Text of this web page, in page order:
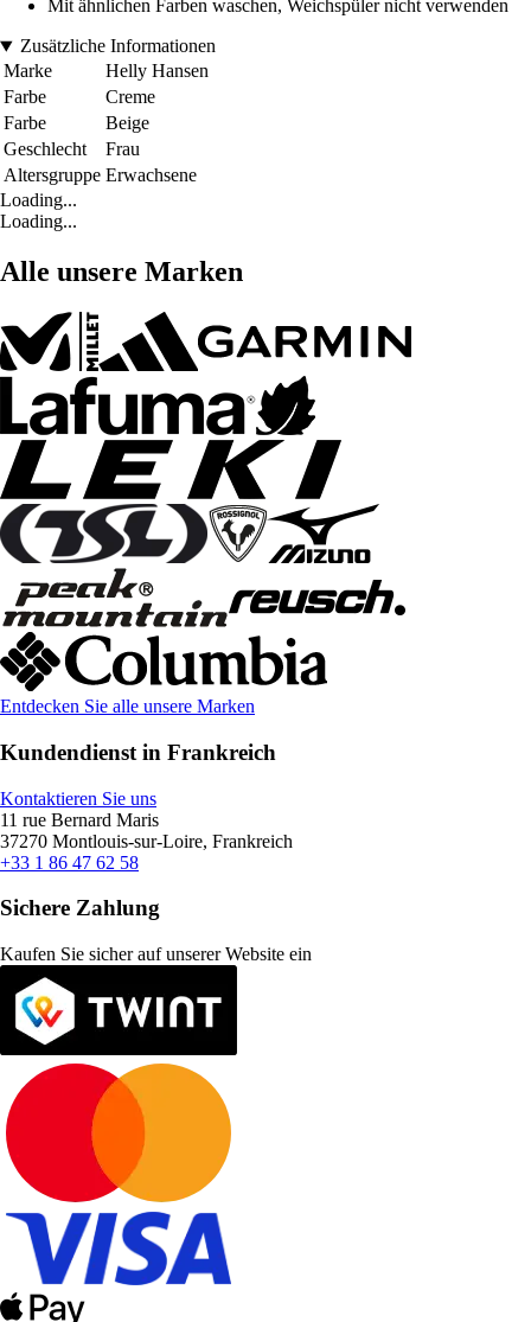
Mit ähnlichen Farben waschen, Weichspüler nicht verwenden
Zusätzliche Informationen
Marke
Helly Hansen
Farbe
Creme
Farbe
Beige
Geschlecht
Frau
Altersgruppe Erwachsene
Loading...
Loading...
Alle unsere Marken
Entdecken Sie alle unsere Marken
Kundendienst in Frankreich
Kontaktieren Sie uns
11 rue Bernard Maris
37270 Montlouis-sur-Loire, Frankreich
+33 1 86 47 62 58
Sichere Zahlung
Kaufen Sie sicher auf unserer Website ein